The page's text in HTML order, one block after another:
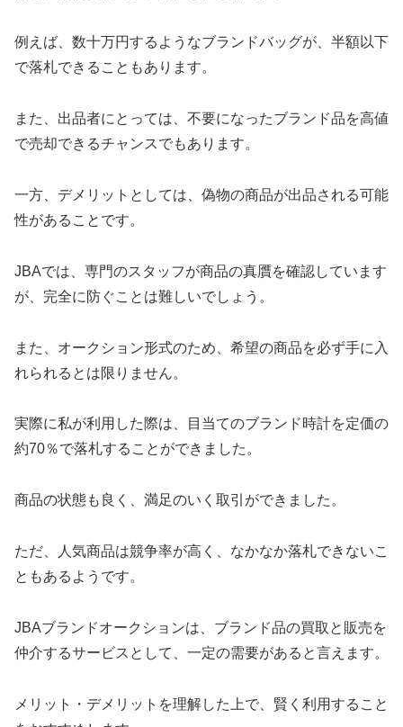
例えば、数十万円するようなブランドバッグが、半額以下
で落札できることもあります。
また、出品者にとっては、不要になったブランド品を高値
で売却できるチャンスでもあります。
一方、デメリットとしては、偽物の商品が出品される可能
性があることです。
JBAでは、専門のスタッフが商品の真贋を確認しています
が、完全に防ぐことは難しいでしょう。
また、オークション形式のため、希望の商品を必ず手に入
れられるとは限りません。
実際に私が利用した際は、目当てのブランド時計を定価の
約70％で落札することができました。
商品の状態も良く、満足のいく取引ができました。
ただ、人気商品は競争率が高く、なかなか落札できないこ
ともあるようです。
JBAブランドオークションは、ブランド品の買取と販売を
仲介するサービスとして、一定の需要があると言えます。
メリット・デメリットを理解した上で、賢く利用すること